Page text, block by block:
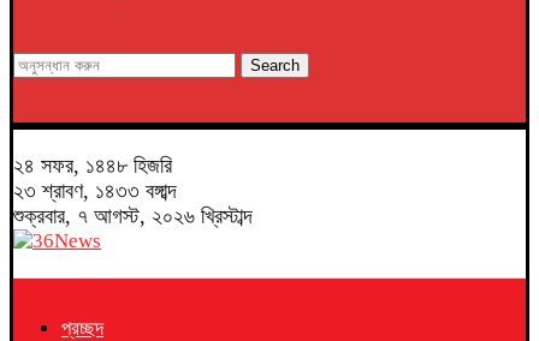
Search
২৪ সফর, ১৪৪৮ হিজরি
২৩ শ্রাবণ, ১৪৩৩ বঙ্গাব্দ
শুক্রবার, ৭ আগস্ট, ২০২৬ খ্রিস্টাব্দ
প্রচ্ছদ